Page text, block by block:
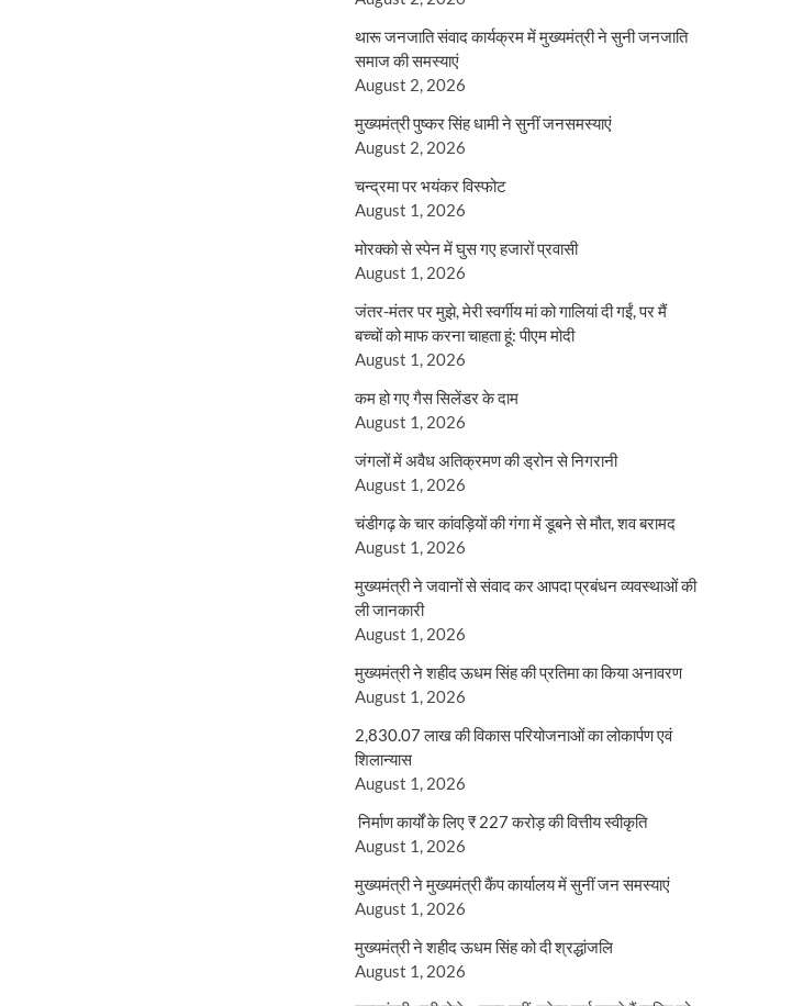
थारू जनजाति संवाद कार्यक्रम में मुख्यमंत्री ने सुनी जनजाति
समाज की समस्याएं
August 2, 2026
मुख्यमंत्री पुष्कर सिंह धामी ने सुनीं जनसमस्याएं
August 2, 2026
चन्द्रमा पर भयंकर विस्फोट
August 1, 2026
मोरक्को से स्पेन में घुस गए हजारों प्रवासी
August 1, 2026
जंतर-मंतर पर मुझे, मेरी स्वर्गीय मां को गालियां दी गईं, पर मैं
बच्चों को माफ करना चाहता हूं: पीएम मोदी
August 1, 2026
कम हो गए गैस सिलेंडर के दाम
August 1, 2026
जंगलों में अवैध अतिक्रमण की ड्रोन से निगरानी
August 1, 2026
चंडीगढ़ के चार कांवड़ियों की गंगा में डूबने से मौत, शव बरामद
August 1, 2026
मुख्यमंत्री ने जवानों से संवाद कर आपदा प्रबंधन व्यवस्थाओं की
ली जानकारी
August 1, 2026
मुख्यमंत्री ने शहीद ऊधम सिंह की प्रतिमा का किया अनावरण
August 1, 2026
2,830.07 लाख की विकास परियोजनाओं का लोकार्पण एवं
शिलान्यास
August 1, 2026
निर्माण कार्यों के लिए ₹ 227 करोड़ की वित्तीय स्वीकृति
August 1, 2026
मुख्यमंत्री ने मुख्यमंत्री कैंप कार्यालय में सुनीं जन समस्याएं
August 1, 2026
मुख्यमंत्री ने शहीद ऊधम सिंह को दी श्रद्धांजलि
August 1, 2026